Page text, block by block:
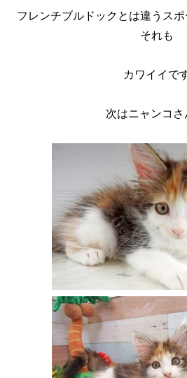
フレンチブルドックとは違うス
それも
カワイイで
次はニャンコさ